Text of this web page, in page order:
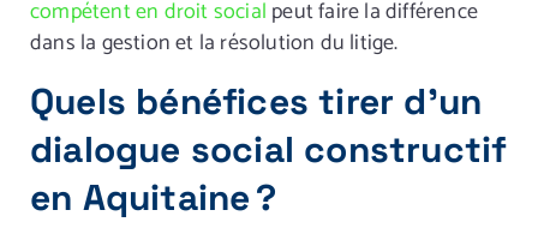
compétent en droit social peut faire la différence
dans la gestion et la résolution du litige.
Quels bénéfices tirer d’un
dialogue social constructif
en Aquitaine ?